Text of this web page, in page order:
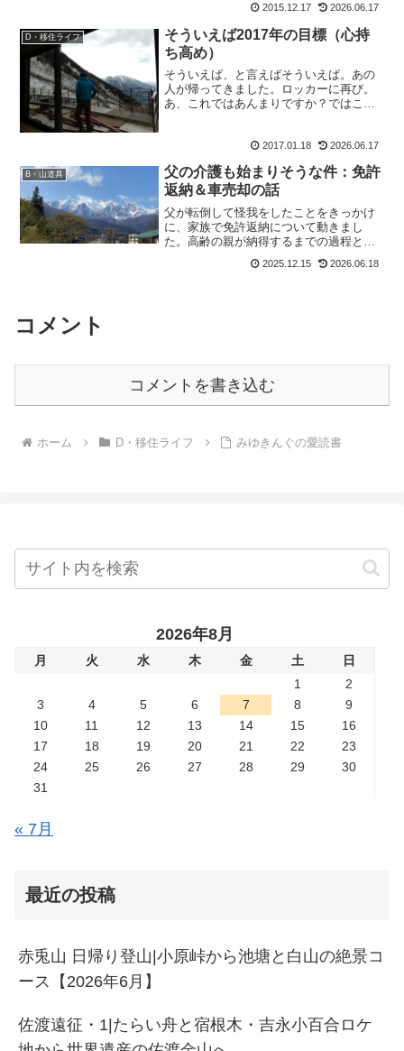
2015.12.17 2026.06.17
D・移住ライフ
そういえば2017年の目標（心持
ち高め）
そういえば、と言えばそういえば。あの
人が帰ってきました。ロッカーに再び。
あ、これではあんまりですか？ではこち
かえり栗の助！！と尻尾をふりふりした
らのっけからうっとおしが...
2017.01.18 2026.06.17
B・山道具
父の介護も始まりそうな件：免許
返納＆車売却の話
父が転倒して怪我をしたことをきっかけ
に、家族で免許返納について動きまし
た。高齢の親が納得するまでの過程と現
2025.12.15 2026.06.18
コメント
コメントを書き込む
ホーム D・移住ライフ みゆきんぐの愛読書
2026年8月
月 火 水 木 金 土
日
1
2
3
4 5 6 7 8
9
10
11 12 13 14 15
16
17
18 19 20 21 22
23
24
25 26 27 28 29
30
31
« 7月
最近の投稿
赤兎山 日帰り登山|小原峠から池塘と白山の絶景コ
ース【2026年6月】
佐渡遠征・1|たらい舟と宿根木・吉永小百合ロケ